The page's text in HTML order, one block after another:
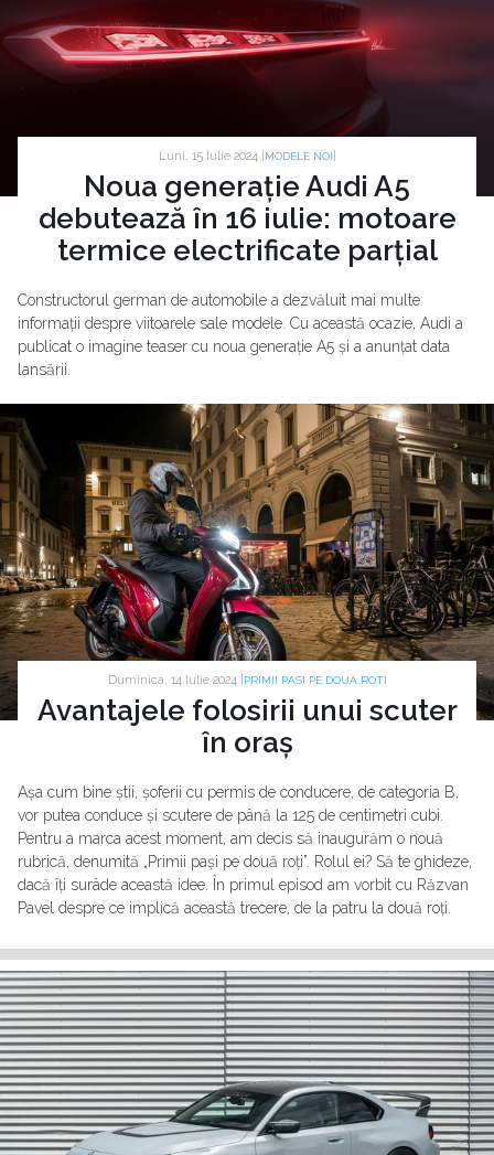
Luni, 15 Iulie 2024 | MODELE NOI
Noua generație Audi A5
debutează în 16 iulie: motoare
termice electrificate parțial
Constructorul german de automobile a dezvăluit mai multe
informații despre viitoarele sale modele. Cu această ocazie, Audi a
publicat o imagine teaser cu noua generație A5 și a anunțat data
lansării.
Duminica, 14 Iulie 2024 | PRIMII PASI PE DOUA ROTI
Avantajele folosirii unui scuter
în oraș
Așa cum bine știi, șoferii cu permis de conducere, de categoria B,
vor putea conduce și scutere de până la 125 de centimetri cubi.
Pentru a marca acest moment, am decis să inaugurăm o nouă
rubrică, denumită „Primii pași pe două roți”. Rolul ei? Să te ghideze,
dacă îți surâde această idee. În primul episod am vorbit cu Răzvan
Pavel despre ce implică această trecere, de la patru la două roți.